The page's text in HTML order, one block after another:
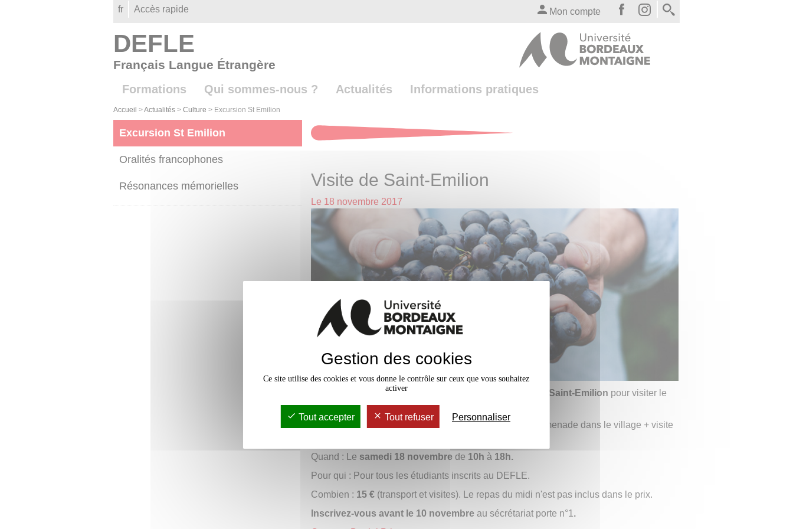
fr Accès rapide Mon compte
DEFLE
Français Langue Étrangère
Formations Qui sommes-nous ? Actualités Informations pratiques
Accueil >Actualités > Culture > Excursion St Emilion
Visite de Saint-Emilion
Le 18 novembre 2017
Le DEFLE vous propose une en autocar à Saint-Emilion pour visiter le
village et découvrir les spécialités locales.
Programme complet : Visite de l'église souterraine + promenade dans le village + visite
Quand : Le samedi 18 novembrede 10h à 18h.
Pour qui : Pour tous les étudiants inscrits au DEFLE.
Combien : 15 €(transport et visites). Le repas du midi n'est pas inclus dans le prix.
Inscrivez-vous avant le 10 novembre au sécrétariat porte n°1 .
Excursion St Emilion
Oralités francophones
Résonances mémorielles
Gestion des cookies
Ce site utilise des cookies et vous donne le contrôle sur ceux que vous souhaitez
activer
Tout accepter Tout refuser Personnaliser